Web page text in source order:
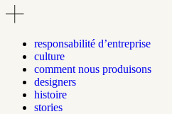
responsabilité d’entreprise
culture
comment nous produisons
designers
histoire
stories